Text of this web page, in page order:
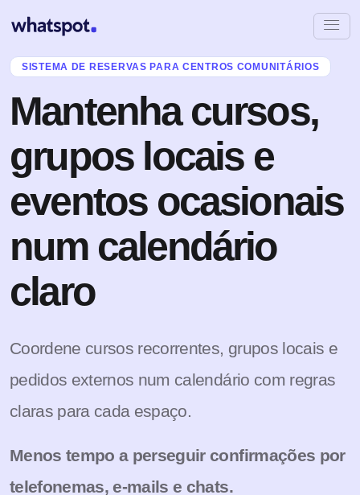
SISTEMA DE RESERVAS PARA CENTROS COMUNITÁRIOS
Mantenha cursos,
grupos locais e
eventos ocasionais
num calendário
claro
Coordene cursos recorrentes, grupos locais e
pedidos externos num calendário com regras
claras para cada espaço.
Menos tempo a perseguir confirmações por
telefonemas, e-mails e chats.